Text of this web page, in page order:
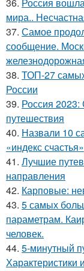
мира..
37. Самое
сообщение.
38. ТОП-27
России
39. Россия
путешествия
40. Назвали 10
«индекс счастья»
41. Лучшие
направления
42. Карповые:
43. 5 самых
параметрам.
человек.
44. 5-минутный
Характеристики